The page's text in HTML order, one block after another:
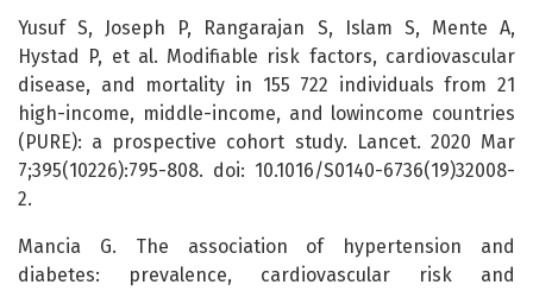
Yusuf S, Joseph P, Rangarajan S, Islam S, Mente A,
Hystad P, et al. Modifiable risk factors, cardiovascular
disease, and mortality in 155 722 individuals from 21
high-income, middle-income, and lowincome countries
(PURE): a prospective cohort study. Lancet. 2020 Mar
7;395(10226):795-808. doi: 10.1016/S0140-6736(19)32008-
2.
Mancia G. The association of hypertension and
diabetes: prevalence, cardiovascular risk and